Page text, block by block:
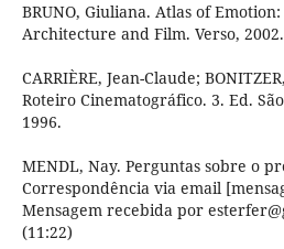
BRUNO, Giuliana. Atlas of
Architecture and Film. Verso, 2002.
CARRIÈRE, Jean-Claude;
Roteiro Cinematográfico. 3. Ed.
1996.
MENDL, Nay. Perguntas sobre o
Correspondência via email
Mensagem recebida por
(11:22)